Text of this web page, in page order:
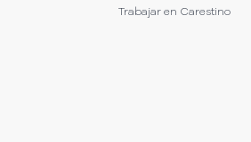
Trabajar en Carestino